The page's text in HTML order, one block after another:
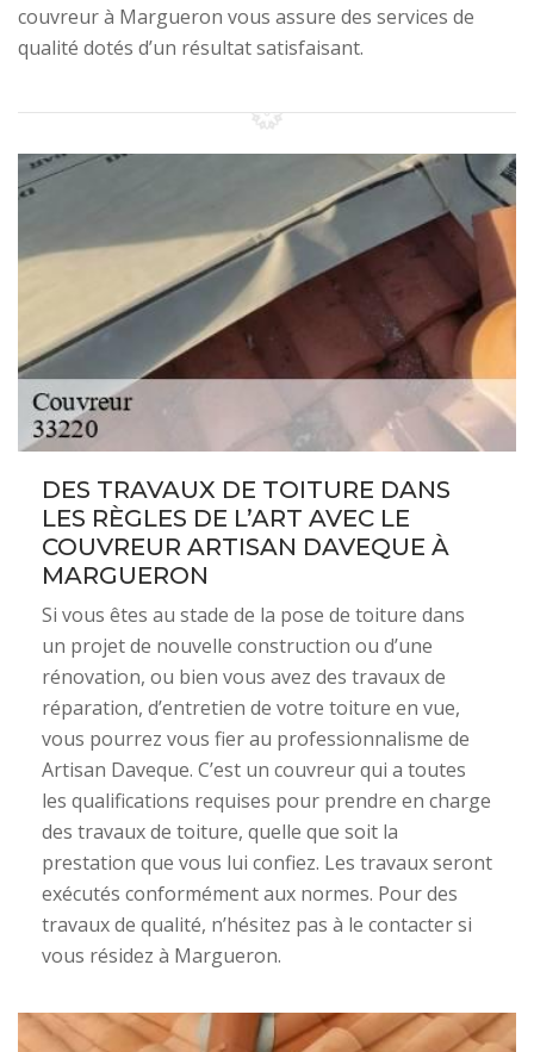
couvreur à Margueron vous assure des services de
qualité dotés d’un résultat satisfaisant.
DES TRAVAUX DE TOITURE DANS
LES RÈGLES DE L’ART AVEC LE
COUVREUR ARTISAN DAVEQUE À
MARGUERON
Si vous êtes au stade de la pose de toiture dans
un projet de nouvelle construction ou d’une
rénovation, ou bien vous avez des travaux de
réparation, d’entretien de votre toiture en vue,
vous pourrez vous fier au professionnalisme de
Artisan Daveque. C’est un couvreur qui a toutes
les qualifications requises pour prendre en charge
des travaux de toiture, quelle que soit la
prestation que vous lui confiez. Les travaux seront
exécutés conformément aux normes. Pour des
travaux de qualité, n’hésitez pas à le contacter si
vous résidez à Margueron.